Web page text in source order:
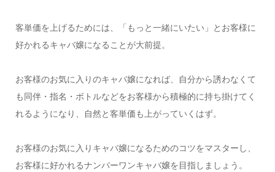
客単価を上げるためには、「もっと一緒にいたい」とお客様に
好かれるキャバ嬢になることが大前提。
お客様のお気に入りのキャバ嬢になれば、自分から誘わなくて
も同伴・指名・ボトルなどをお客様から積極的に持ち掛けてく
れるようになり、自然と客単価も上がっていくはず。
お客様のお気に入りキャバ嬢になるためのコツをマスターし、
お客様に好かれるナンバーワンキャバ嬢を目指しましょう。